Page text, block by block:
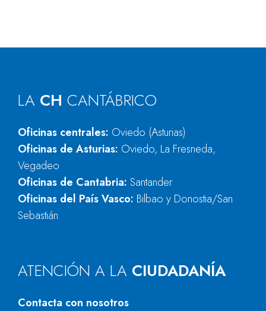
LA CH CANTÁBRICO
Oficinas centrales: Oviedo (Asturias)
Oficinas de Asturias: Oviedo, La Fresneda,
Vegadeo
Oficinas de Cantabria: Santander
Oficinas del País Vasco: Bilbao y Donostia/San
Sebastián
ATENCIÓN A LA CIUDADANÍA
Contacta con nosotros